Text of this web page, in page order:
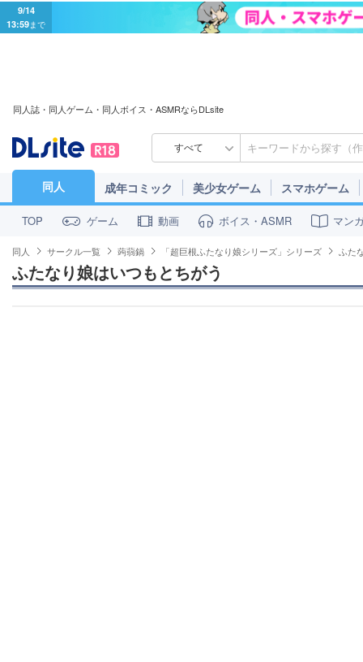
9/14
13:59まで
同人誌・同人ゲーム・同人ボイス・ASMRならDLsite
すべて
同人 成年コミック 美少女ゲーム スマホゲーム
TOP ゲーム 動画 ボイス・ASMR マン
同人 サークル一覧 蒟蒻鍋 「超巨根ふたなり娘シリーズ」シリーズ ふた
ふたなり娘はいつもとちがう